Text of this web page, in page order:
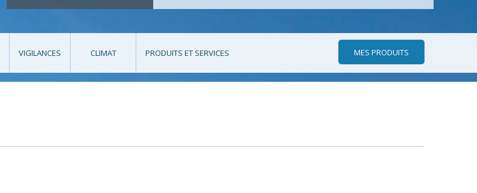
VIGILANCES CLIMAT PRODUITS ET SERVICES MES PRODUITS